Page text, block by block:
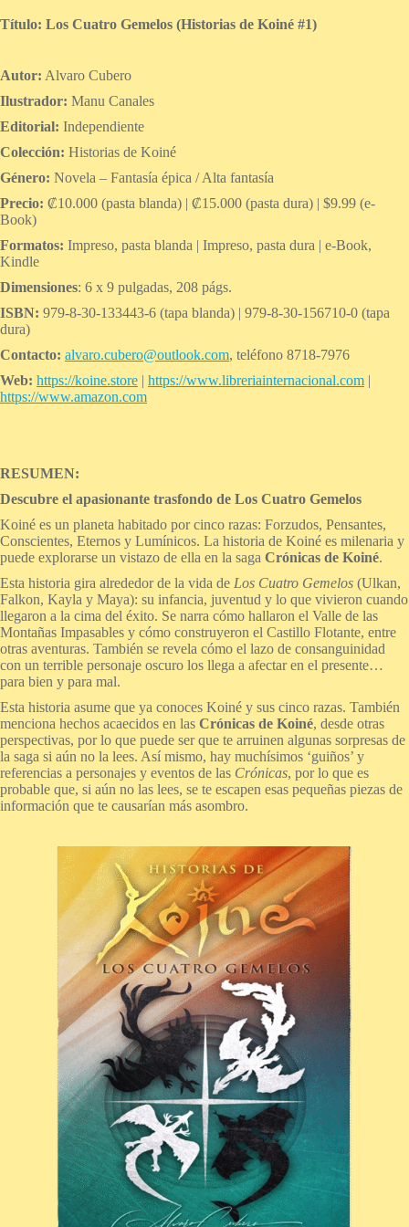
Título: Los Cuatro Gemelos (Historias de Koiné #1)
Autor: Alvaro Cubero
Ilustrador: Manu Canales
Editorial: Independiente
Colección: Historias de Koiné
Género: Novela – Fantasía épica / Alta fantasía
Precio: ₡10.000 (pasta blanda) | ₡15.000 (pasta dura) | $9.99 (e-
Book)
Formatos: Impreso, pasta blanda | Impreso, pasta dura | e-Book,
Kindle
Dimensiones: 6 x 9 pulgadas, 208 págs.
ISBN: 979-8-30-133443-6 (tapa blanda) | 979-8-30-156710-0 (tapa
dura)
Contacto: alvaro.cubero@outlook.com, teléfono 8718-7976
Web: https://koine.store | https://www.libreriainternacional.com |
https://www.amazon.com
RESUMEN:
Descubre el apasionante trasfondo de Los Cuatro Gemelos
Koiné es un planeta habitado por cinco razas: Forzudos, Pensantes,
Conscientes, Eternos y Lumínicos. La historia de Koiné es milenaria y
puede explorarse un vistazo de ella en la saga Crónicas de Koiné.
Esta historia gira alrededor de la vida de Los Cuatro Gemelos (Ulkan,
Falkon, Kayla y Maya): su infancia, juventud y lo que vivieron cuando
llegaron a la cima del éxito. Se narra cómo hallaron el Valle de las
Montañas Impasables y cómo construyeron el Castillo Flotante, entre
otras aventuras. También se revela cómo el lazo de consanguinidad
con un terrible personaje oscuro los llega a afectar en el presente…
para bien y para mal.
Esta historia asume que ya conoces Koiné y sus cinco razas. También
menciona hechos acaecidos en las Crónicas de Koiné, desde otras
perspectivas, por lo que puede ser que te arruinen algunas sorpresas de
la saga si aún no la lees. Así mismo, hay muchísimos ‘guiños’ y
referencias a personajes y eventos de las Crónicas, por lo que es
probable que, si aún no las lees, se te escapen esas pequeñas piezas de
información que te causarían más asombro.